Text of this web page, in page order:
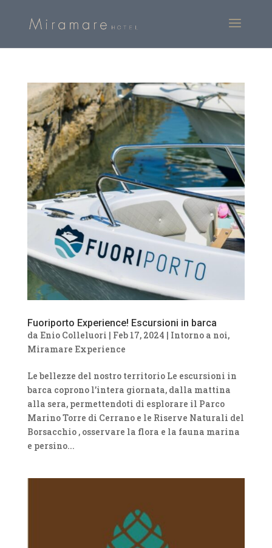
Fuoriporto Experience! Escursioni in barca
da Enio Colleluori | Feb 17, 2024 | Intorno a noi,
Miramare Experience
Le bellezze del nostro territorio Le escursioni in
barca coprono l’intera giornata, dalla mattina
alla sera, permettendoti di esplorare il Parco
Marino Torre di Cerrano e le Riserve Naturali del
Borsacchio , osservare la flora e la fauna marina
e persino...